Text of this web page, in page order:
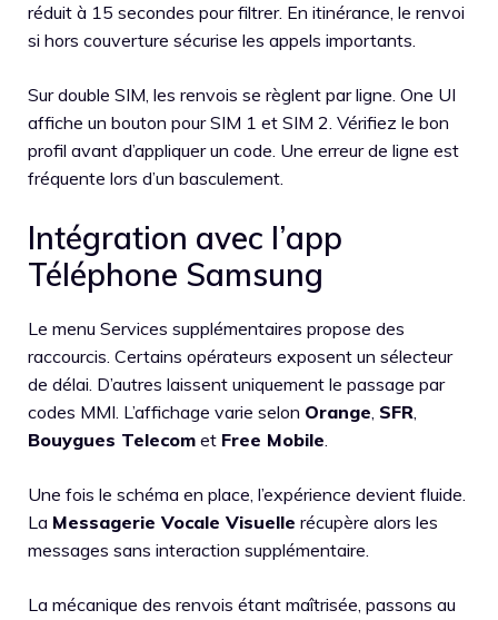
réduit à 15 secondes pour filtrer. En itinérance, le renvoi
si hors couverture sécurise les appels importants.
Sur double SIM, les renvois se règlent par ligne. One UI
affiche un bouton pour SIM 1 et SIM 2. Vérifiez le bon
profil avant d’appliquer un code. Une erreur de ligne est
fréquente lors d’un basculement.
Intégration avec l’app
Téléphone Samsung
Le menu Services supplémentaires propose des
raccourcis. Certains opérateurs exposent un sélecteur
de délai. D’autres laissent uniquement le passage par
codes MMI. L’affichage varie selon Orange, SFR,
Bouygues Telecom et Free Mobile.
Une fois le schéma en place, l’expérience devient fluide.
La Messagerie Vocale Visuelle récupère alors les
messages sans interaction supplémentaire.
La mécanique des renvois étant maîtrisée, passons au